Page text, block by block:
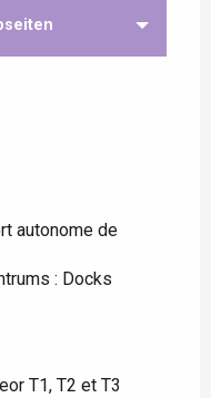
autonome de
: Docks
T1, T2 et T3